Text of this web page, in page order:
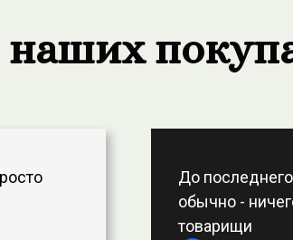
До последнего
обычно -
товарищи